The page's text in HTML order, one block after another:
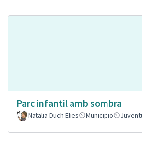
Parc infantil amb sombra
Natalia Duch Elies
Municipio